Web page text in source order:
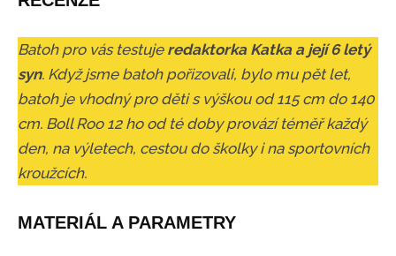
Batoh pro vás testuje redaktorka Katka a její 6 letý
syn. Když jsme batoh pořizovali, bylo mu pět let,
batoh je vhodný pro děti s výškou od 115 cm do 140
cm. Boll Roo 12 ho od té doby provází téměř každý
den, na výletech, cestou do školky i na sportovních
kroužcích.
MATERIÁL A PARAMETRY